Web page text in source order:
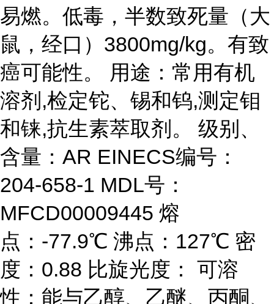
易燃。低毒，半数致死量（大
鼠，经口）3800mg/kg。有致
癌可能性。 用途：常用有机
溶剂,检定铊、锡和钨,测定钼
和铼,抗生素萃取剂。 级别、
含量：AR EINECS编号：
204-658-1 MDL号：
MFCD00009445 熔
点：-77.9℃ 沸点：127℃ 密
度：0.88 比旋光度： 可溶
性：能与乙醇、乙醚、丙酮、